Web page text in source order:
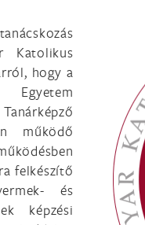
Katolikus
hogy a
működő
felkészítő
és
képzési